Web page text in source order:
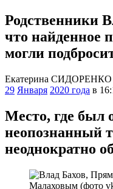
Родственники
что найденное
могли
Екатерина СИДОРЕНКО
29 Января 2020 года в
Место, где был
неопознанный
неоднократно